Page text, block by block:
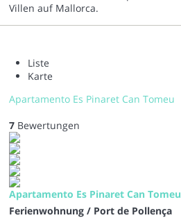
Villen auf Mallorca.
Liste
Karte
Apartamento Es Pinaret Can Tomeu
7Bewertungen
Apartamento Es Pinaret Can Tomeu
Ferienwohnung / Port de Pollença